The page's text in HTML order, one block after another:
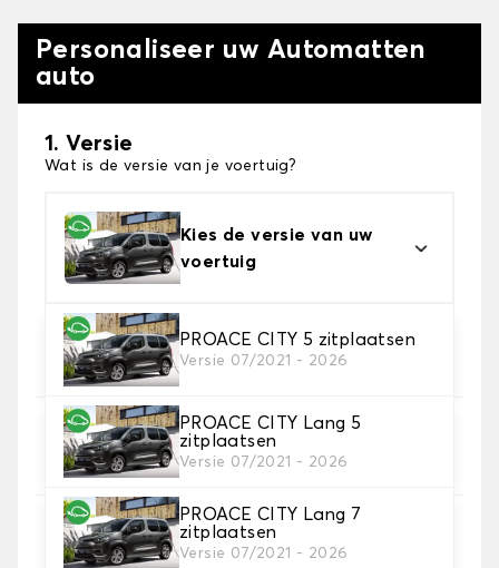
Personaliseer uw Automatten
auto
1. Versie
Wat is de versie van je voertuig?
Kies de versie van uw
voertuig
PROACE CITY 5 zitplaatsen
Versie 07/2021 - 2026
PROACE CITY Lang 5
zitplaatsen
Versie 07/2021 - 2026
PROACE CITY Lang 7
zitplaatsen
Versie 07/2021 - 2026
2. Materiaal
Kies het materiaal van uw automatten
3. Aantal matten
Selecteer het aantal automatten dat je nodig hebt.
4. Tapijt kleuren
Kies de kleur van je tapijt ..